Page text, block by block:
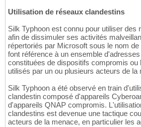
Utilisation de réseaux clandestins
Silk Typhoon est connu pour utiliser des
afin de dissimuler ses activités
répertoriés par Microsoft sous le nom
font référence à un ensemble
constituées de dispositifs compromis ou
utilisés par un ou plusieurs acteurs de la
Silk Typhoon a été observé en train
clandestin composé d'appareils
d'appareils QNAP compromis.
clandestins est devenue une tactique
acteurs de la menace, en particulier les